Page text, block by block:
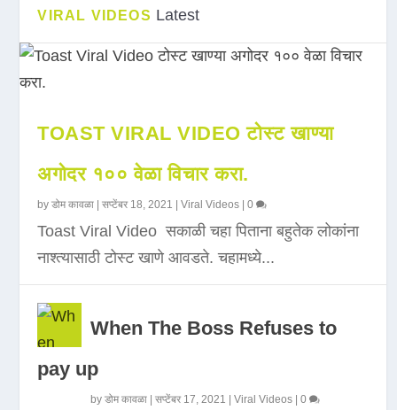
VIRAL VIDEOS Latest
TOAST VIRAL VIDEO टोस्ट खाण्या
अगोदर १०० वेळा विचार करा.
byडोम कावळा |सप्टेंबर 18, 2021 |Viral Videos |0
Toast Viral Video सकाळी चहा पिताना बहुतेक लोकांना
नाश्त्यासाठी टोस्ट खाणे आवडते. चहामध्ये...
When The Boss Refuses to
pay up
byडोम कावळा |सप्टेंबर 17, 2021 |Viral Videos |0